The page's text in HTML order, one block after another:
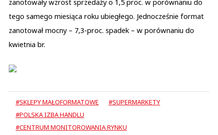
zanotowały wzrost sprzedaży o 1,5 proc. w porównaniu do
tego samego miesiąca roku ubiegłego. Jednocześnie format
zanotował mocny – 7,3-proc. spadek – w porównaniu do
kwietnia br.
#SKLEPY MAŁOFORMATOWE
#SUPERMARKETY
#POLSKA IZBA HANDLU
#CENTRUM MONITOROWANIA RYNKU